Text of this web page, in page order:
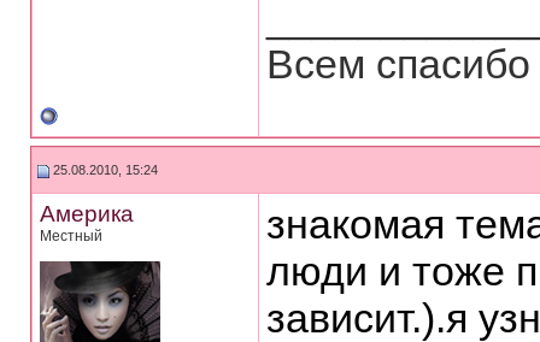
Всем
25.08.2010, 15:24
Америка
Местный
знакомая
люди и тоже
зависит.).я